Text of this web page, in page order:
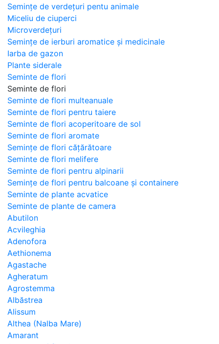
Semințe de verdețuri pentu animale
Miceliu de ciuperci
Microverdețuri
Semințe de ierburi aromatice și medicinale
Iarba de gazon
Plante siderale
Seminte de flori
Seminte de flori
Seminte de flori multeanuale
Seminte de flori pentru taiere
Seminte de flori acoperitoare de sol
Seminte de flori aromate
Semințe de flori cățărătoare
Seminte de flori melifere
Seminte de flori pentru alpinarii
Semințe de flori pentru balcoane și containere
Seminte de plante acvatice
Seminte de plante de camera
Abutilon
Acvileghia
Adenofora
Aethionema
Agastache
Agheratum
Agrostemma
Albăstrea
Alissum
Althea (Nalba Mare)
Amarant